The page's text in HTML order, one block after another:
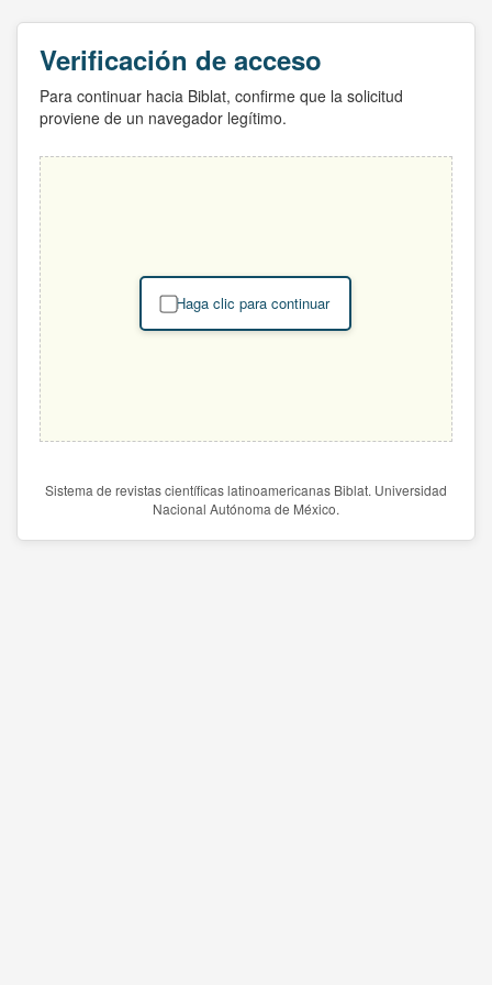
Verificación de acceso
Para continuar hacia Biblat, confirme que la solicitud
proviene de un navegador legítimo.
Haga clic para continuar
Sistema de revistas científicas latinoamericanas Biblat. Universidad
Nacional Autónoma de México.